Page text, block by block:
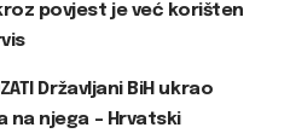
povjest je već korišten
Državljani BiH ukrao
na njega – Hrvatski